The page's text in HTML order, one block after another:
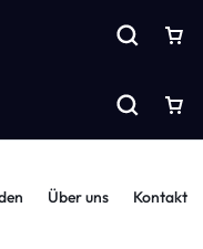
Über uns Kontakt